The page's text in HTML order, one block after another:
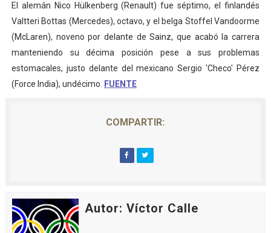
El alemán Nico Hülkenberg (Renault) fue séptimo, el finlandés
Valtteri Bottas (Mercedes), octavo, y el belga Stoffel Vandoorme
(McLaren), noveno por delante de Sainz, que acabó la carrera
manteniendo su décima posición pese a sus problemas
estomacales, justo delante del mexicano Sergio 'Checo' Pérez
(Force India), undécimo.
FUENTE
COMPARTIR:
Autor: Víctor Calle